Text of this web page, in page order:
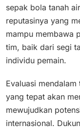
sepak bola tanah
reputasinya yang
mampu membawa
tim, baik dari segi
individu pemain​.
Evaluasi
yang tepat akan
mewujudkan
internasional.